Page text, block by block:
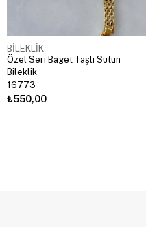
BİLEKLİK
Özel Seri Baget Taşlı Sütun
Bileklik
16773
₺550,00